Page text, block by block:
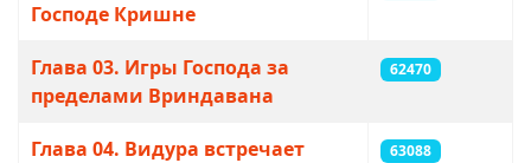
Господе Кришне
Глава 03. Игры Господа за
пределами Вриндавана
62470
Глава 04. Видура встречает
63088